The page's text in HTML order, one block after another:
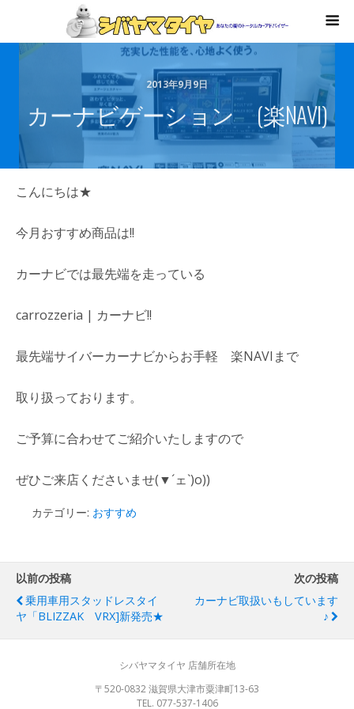
2013年9月9日
カーナビゲーション (楽NAVI)
こんにちは★
今月おすすめ商品は!!
カーナビでは最先端を走っている
carrozzeria | カーナビ!!
最先端サイバーカーナビからお手軽 楽NAVIまで
取り扱っております。
ご予算に合わせてご紹介いたしますので
ぜひご来店くださいませ(▼´ェ`)o))
カテゴリー: おすすめ
以前の投稿
乗用車用スタッドレスタイ
ヤ「BLIZZAK VRX]新発売★
次の投稿
カーナビ取扱いもしています
♪
シバヤマタイヤ 店舗所在地
〒520-0832 滋賀県大津市粟津町13-63
TEL. 077-537-1406